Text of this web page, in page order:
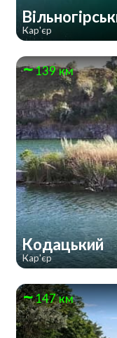
Кар'єр
139 км
Кодацький
Кар'єр
147 км